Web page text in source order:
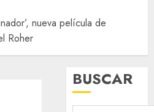
nueva película de
Roher
BUSCAR